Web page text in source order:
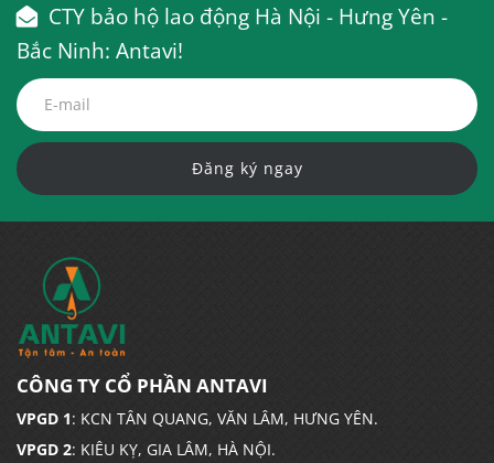
CTY bảo hộ lao động Hà Nội - Hưng Yên -
Bắc Ninh: Antavi!
Đăng ký ngay
CÔNG TY CỔ PHẦN ANTAVI
VPGD 1: KCN TÂN QUANG, VĂN LÂM, HƯNG YÊN.
VPGD 2: KIÊU KỴ, GIA LÂM, HÀ NỘI.